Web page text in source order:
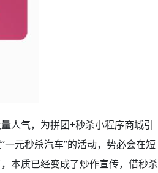
人气，为拼团+秒杀小程序商城引
元秒杀汽车”的活动，势必会在短
本质已经变成了炒作宣传，借秒杀